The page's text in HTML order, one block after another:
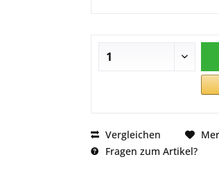
Vergleichen
Fragen zum Artikel?